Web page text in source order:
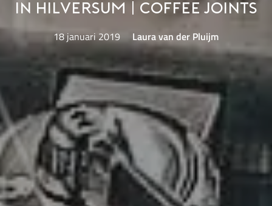
in Hilversum | Coffee Joints
18 januari 2019 Laura van der Pluijm